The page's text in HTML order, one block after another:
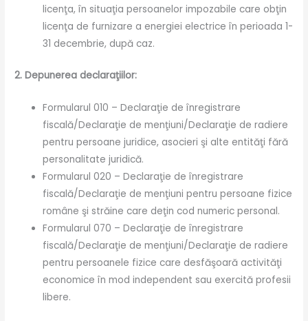
licenţa, în situaţia persoanelor impozabile care obţin
licenţa de furnizare a energiei electrice în perioada 1-
31 decembrie, după caz.
2. Depunerea declaraţiilor:
Formularul 010 – Declaraţie de înregistrare
fiscală/Declaraţie de menţiuni/Declaraţie de radiere
pentru persoane juridice, asocieri şi alte entităţi fără
personalitate juridică.
Formularul 020 – Declaraţie de înregistrare
fiscală/Declaraţie de menţiuni pentru persoane fizice
române şi străine care deţin cod numeric personal.
Formularul 070 – Declaraţie de înregistrare
fiscală/Declaraţie de menţiuni/Declaraţie de radiere
pentru persoanele fizice care desfăşoară activităţi
economice în mod independent sau exercită profesii
libere.